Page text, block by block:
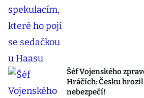
Šéf Vojenského
Hráčích: Česku
nebezpečí!